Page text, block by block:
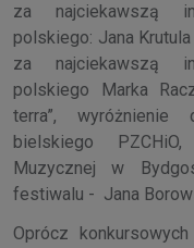
za najciekawszą
polskiego: Jana
za najciekawszą
polskiego Marka
terra”, wyróżnienie
bielskiego
Muzycznej w
festiwalu - Jana
Oprócz